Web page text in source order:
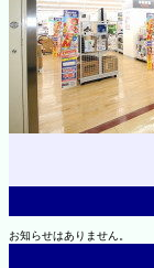
お知らせはありません。